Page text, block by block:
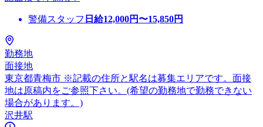
警備スタッフ 日給12,000円〜15,850円
勤務地
面接地
東京都青梅市 ※記載の住所と駅名は募集エリアです。面接
地は原稿内をご参照下さい。(希望の勤務地で勤務できない
場合があります。)
沢井駅